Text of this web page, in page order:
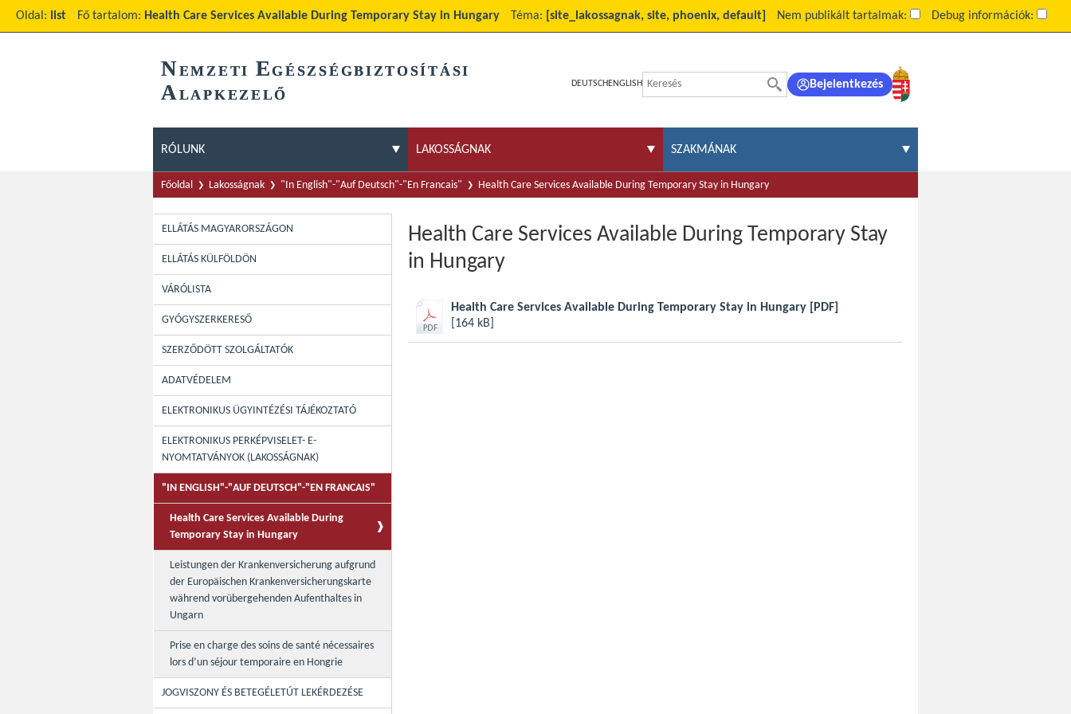
Oldal: list Fő tartalom: Health Care Services Available During Temporary Stay in Hungary Téma: [site_lakossagnak, site, phoenix, default] Nem publikált tartalmak: Debug információk:
NEMZETI EGÉSZSÉGBIZTOSÍTÁSI
ALAPKEZELŐ
DEUTSCH ENGLISH Bejelentkezés
RÓLUNK LAKOSSÁGNAK SZAKMÁNAK
Főoldal Lakosságnak "In English"-"Auf Deutsch"-"En Francais" Health Care Services Available During Temporary Stay in Hungary
ELLÁTÁS MAGYARORSZÁGON
ELLÁTÁS KÜLFÖLDÖN
VÁRÓLISTA
GYÓGYSZERKERESŐ
SZERZŐDÖTT SZOLGÁLTATÓK
ADATVÉDELEM
ELEKTRONIKUS ÜGYINTÉZÉSI TÁJÉKOZTATÓ
ELEKTRONIKUS PERKÉPVISELET- E-
NYOMTATVÁNYOK (LAKOSSÁGNAK)
"IN ENGLISH"-"AUF DEUTSCH"-"EN FRANCAIS"
Health Care Services Available During
Temporary Stay in Hungary
Leistungen der Krankenversicherung aufgrund
der Europäischen Krankenversicherungskarte
während vorübergehenden Aufenthaltes in
Ungarn
Prise en charge des soins de santé nécessaires
lors d’un séjour temporaire en Hongrie
JOGVISZONY ÉS BETEGÉLETÚT LEKÉRDEZÉSE
Health Care Services Available During Temporary Stay
in Hungary
Health Care Services Available During Temporary Stay in Hungary
[PDF]
[164 kB]